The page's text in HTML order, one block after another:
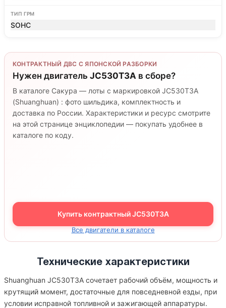
ТИП ГРМ
SOHC
КОНТРАКТНЫЙ ДВС С ЯПОНСКОЙ РАЗБОРКИ
Нужен двигатель JC530T3A в сборе?
В каталоге Сакура — лоты с маркировкой JC530T3A
(Shuanghuan) : фото шильдика, комплектность и
доставка по России. Характеристики и ресурс смотрите
на этой странице энциклопедии — покупать удобнее в
каталоге по коду.
Купить контрактный JC530T3A
Все двигатели в каталоге
Технические характеристики
Shuanghuan JC530T3A сочетает рабочий объём, мощность и
крутящий момент, достаточные для повседневной езды, при
условии исправной топливной и зажигающей аппаратуры.